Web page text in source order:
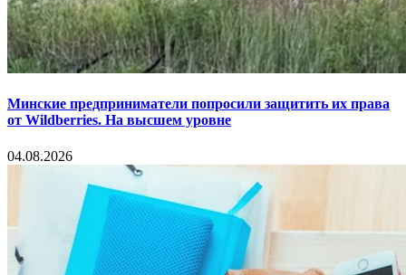
Минские предприниматели попросили защитить их права
от Wildberries. На высшем уровне
04.08.2026